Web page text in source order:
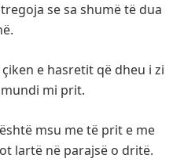
se sa shumë të dua
e hasretit që dheu i zi
mi prit.
msu me të prit e me
lartë në parajsë o dritë.